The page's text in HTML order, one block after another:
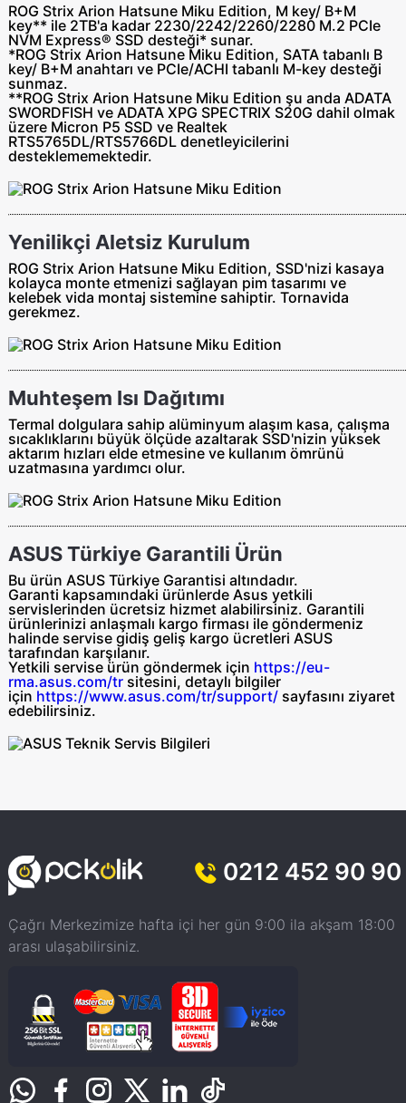
ROG Strix Arion Hatsune Miku Edition, M key/ B+M
key** ile 2TB'a kadar 2230/2242/2260/2280 M.2 PCIe
NVM Express® SSD desteği* sunar.
*ROG Strix Arion Hatsune Miku Edition, SATA tabanlı B
key/ B+M anahtarı ve PCIe/ACHI tabanlı M-key desteği
sunmaz.
**ROG Strix Arion Hatsune Miku Edition şu anda ADATA
SWORDFISH ve ADATA XPG SPECTRIX S20G dahil olmak
üzere Micron P5 SSD ve Realtek
RTS5765DL/RTS5766DL denetleyicilerini
desteklememektedir.
Yenilikçi Aletsiz Kurulum
ROG Strix Arion Hatsune Miku Edition, SSD'nizi kasaya
kolayca monte etmenizi sağlayan pim tasarımı ve
kelebek vida montaj sistemine sahiptir. Tornavida
gerekmez.
Muhteşem Isı Dağıtımı
Termal dolgulara sahip alüminyum alaşım kasa, çalışma
sıcaklıklarını büyük ölçüde azaltarak SSD'nizin yüksek
aktarım hızları elde etmesine ve kullanım ömrünü
uzatmasına yardımcı olur.
ASUS Türkiye Garantili Ürün
Bu ürün ASUS Türkiye Garantisi altındadır.
Garanti kapsamındaki ürünlerde Asus yetkili
servislerinden ücretsiz hizmet alabilirsiniz. Garantili
ürünlerinizi anlaşmalı kargo firması ile göndermeniz
halinde servise gidiş geliş kargo ücretleri ASUS
tarafından karşılanır.
Yetkili servise ürün göndermek için https://eu-
rma.asus.com/tr sitesini, detaylı bilgiler
için https://www.asus.com/tr/support/ sayfasını ziyaret
edebilirsiniz.
0212 452 90 90
Çağrı Merkezimize hafta içi her gün 9:00 ila akşam 18:00
arası ulaşabilirsiniz.